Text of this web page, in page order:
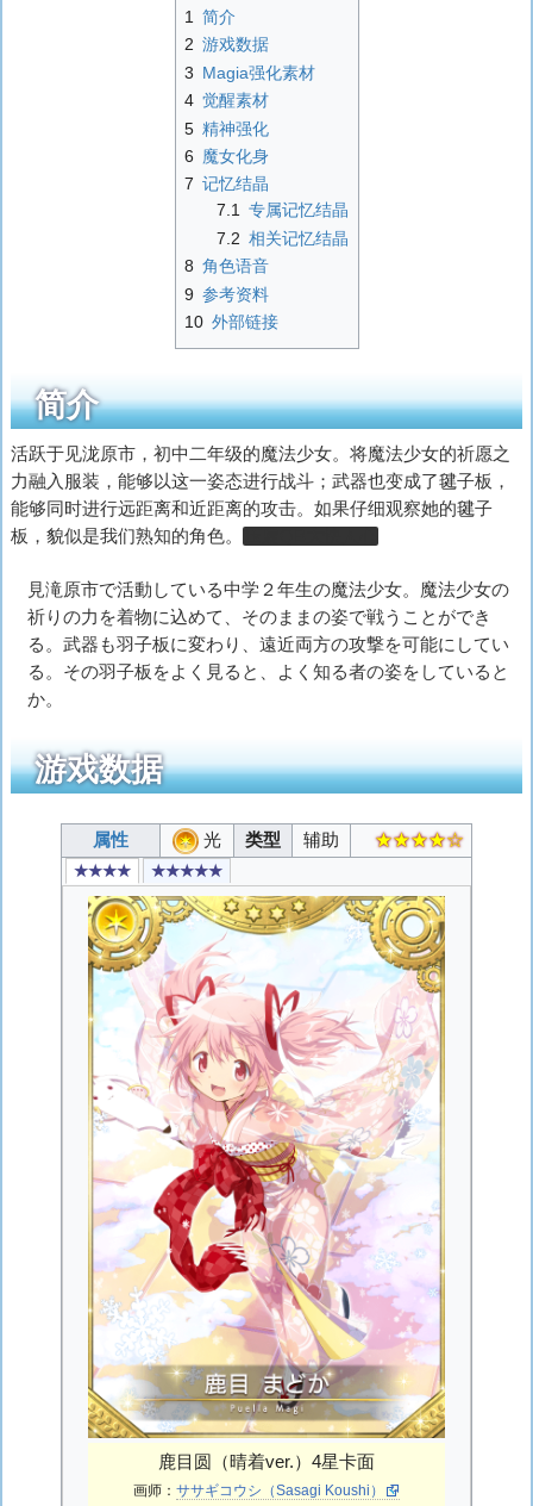
1
简介
2 游戏数据
3 Magia强化素材
4 觉醒素材
5 精神强化
6 魔女化身
7 记忆结晶
7.1 专属记忆结晶
7.2 相关记忆结晶
8 角色语音
9 参考资料
10 外部链接
简介
活跃于见泷原市，初中二年级的魔法少女。将魔法少女的祈愿之
力融入服装，能够以这一姿态进行战斗；武器也变成了毽子板，
能够同时进行远距离和近距离的攻击。如果仔细观察她的毽子
板，貌似是我们熟知的角色。
見滝原市で活動している中学２年生の魔法少女。魔法少女の
祈りの力を着物に込めて、そのままの姿で戦うことができ
る。武器も羽子板に変わり、遠近両方の攻撃を可能にしてい
る。その羽子板をよく見ると、よく知る者の姿をしていると
か。
游戏数据
属性 光 类型 辅助 ★★★★☆
★★★★ ★★★★★
鹿目圆（晴着ver.）4星卡面
画师： ササギコウシ（Sasagi Koushi）